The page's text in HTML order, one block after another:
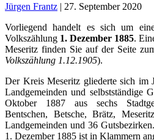
Jürgen Frantz | 27. September 2020
Vorliegend handelt es sich um
Volkszählung 1. Dezember 1885.
Meseritz finden Sie auf der Seite
Volkszählung 1.12.1905).
Der Kreis Meseritz gliederte sich im
Landgemeinden und selbstständige
Oktober 1887 aus sechs
Bentschen, Betsche, Brätz,
Landgemeinden und 36
1. Dezember 1885 ist in Klammern